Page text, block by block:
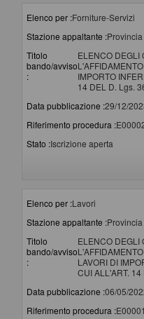
Elenco per :Forniture-Servizi
Stazione appaltante :
Titolo
bando/avviso
:
ELENCO DEGLI
IMPORTO
14 DEL D. Lgs.
Data pubblicazione :29/12/
Riferimento procedura :
Stato :Iscrizione aperta
Elenco per :Lavori
Stazione appaltante :
Titolo
bando/avviso
:
ELENCO DEGLI
LAVORI DI
CUI ALL'ART.
Data pubblicazione :06/05/
Riferimento procedura :E00001